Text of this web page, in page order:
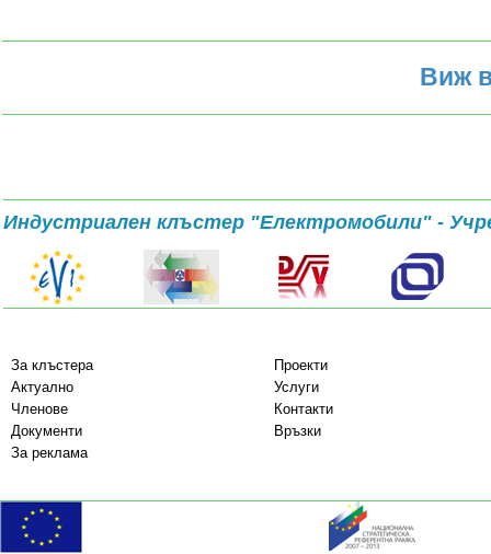
Виж
Индустриален клъстер "Електромобили" -
За клъстера
Проекти
Актуално
Услуги
Членове
Контакти
Документи
Връзки
За реклама